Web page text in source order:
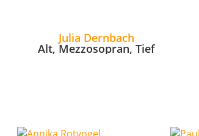
Julia Dernbach
Alt, Mezzosopran, Tief